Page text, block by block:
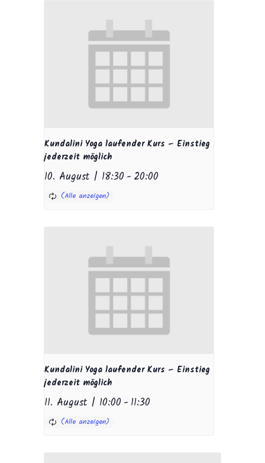
Kundalini Yoga laufender Kurs – Einstieg
jederzeit möglich
10. August | 18:30 -20:00
Kundalini Yoga laufender Kurs – Einstieg
jederzeit möglich
11. August | 10:00 -11:30